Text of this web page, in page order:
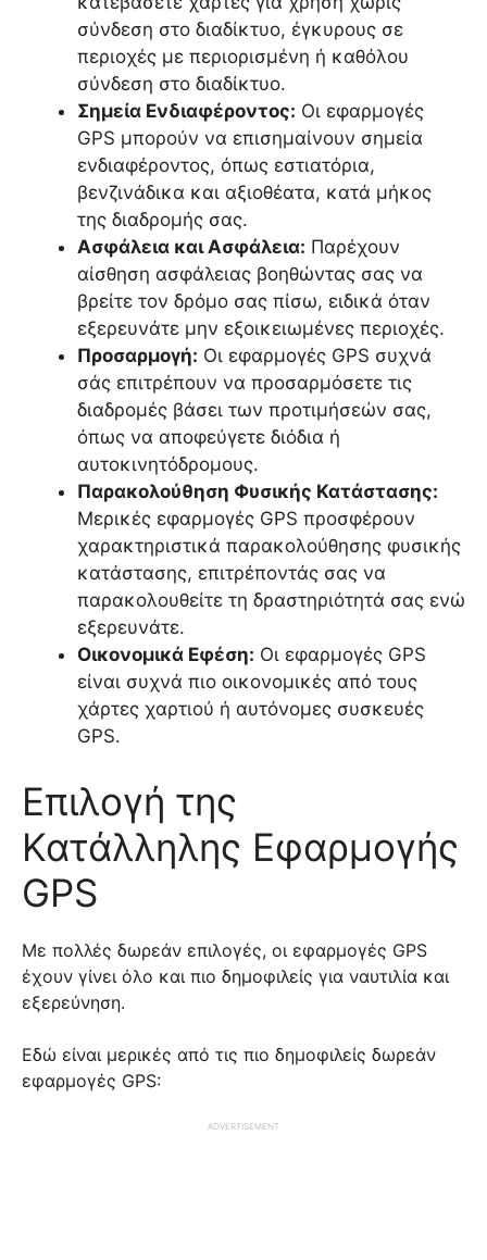
σύνδεση στο διαδίκτυο, έγκυρους σε
περιοχές με περιορισμένη ή καθόλου
σύνδεση στο διαδίκτυο.
Σημεία Ενδιαφέροντος: Οι εφαρμογές
GPS μπορούν να επισημαίνουν σημεία
ενδιαφέροντος, όπως εστιατόρια,
βενζινάδικα και αξιοθέατα, κατά μήκος
της διαδρομής σας.
Ασφάλεια και Ασφάλεια: Παρέχουν
αίσθηση ασφάλειας βοηθώντας σας να
βρείτε τον δρόμο σας πίσω, ειδικά όταν
εξερευνάτε μην εξοικειωμένες περιοχές.
Προσαρμογή: Οι εφαρμογές GPS συχνά
σάς επιτρέπουν να προσαρμόσετε τις
διαδρομές βάσει των προτιμήσεών σας,
όπως να αποφεύγετε διόδια ή
αυτοκινητόδρομους.
Παρακολούθηση Φυσικής Κατάστασης:
Μερικές εφαρμογές GPS προσφέρουν
χαρακτηριστικά παρακολούθησης φυσικής
κατάστασης, επιτρέποντάς σας να
παρακολουθείτε τη δραστηριότητά σας ενώ
εξερευνάτε.
Οικονομικά Εφέση: Οι εφαρμογές GPS
είναι συχνά πιο οικονομικές από τους
χάρτες χαρτιού ή αυτόνομες συσκευές
GPS.
Επιλογή της
Κατάλληλης Εφαρμογής
GPS
Με πολλές δωρεάν επιλογές, οι εφαρμογές GPS
έχουν γίνει όλο και πιο δημοφιλείς για ναυτιλία και
εξερεύνηση.
Εδώ είναι μερικές από τις πιο δημοφιλείς δωρεάν
εφαρμογές GPS:
ADVERTISEMENT